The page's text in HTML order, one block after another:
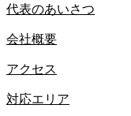
代表のあいさつ
会社概要
アクセス
対応エリア